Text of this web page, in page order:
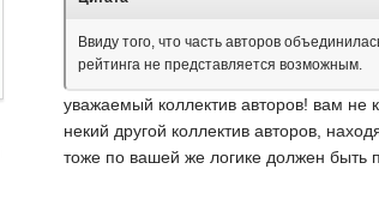
Ввиду того, что часть авторов
рейтинга не представляется возможным.
уважаемый коллектив авторов! вам не
некий другой коллектив авторов,
тоже по вашей же логике должен быть